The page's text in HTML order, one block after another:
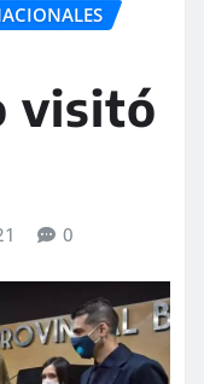
visitó
0